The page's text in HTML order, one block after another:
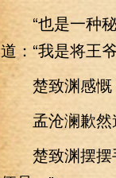
“也是一种秘
道：“我是将王
楚致渊感慨：
孟沧澜歉然
楚致渊摆摆手